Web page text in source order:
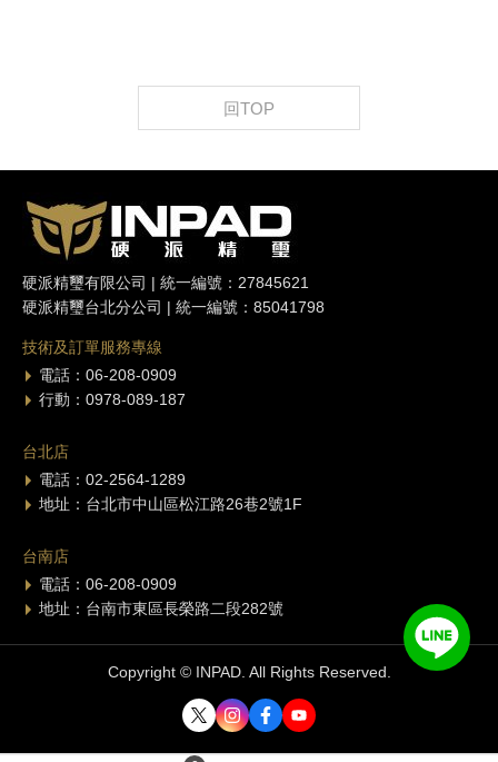
回TOP
硬派精璽有限公司 | 統一編號：27845621
硬派精璽台北分公司 | 統一編號：85041798
技術及訂單服務專線
電話：06-208-0909
行動：0978-089-187
台北店
電話：02-2564-1289
地址：台北市中山區松江路26巷2號1F
台南店
電話：06-208-0909
地址：台南市東區長榮路二段282號
Copyright © INPAD. All Rights Reserved.